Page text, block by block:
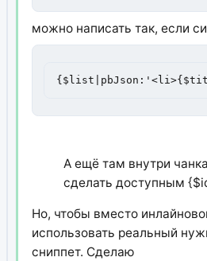
можно написать так, если
А ещё там внутри
сделать доступным
Но, чтобы вместо
использовать реальный
сниппет. Сделаю